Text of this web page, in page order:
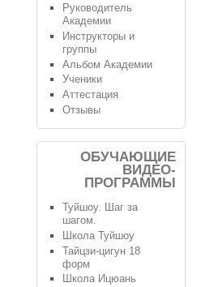
Руководитель
Академии
Инструкторы и
группы
Альбом Академии
Ученики
Аттестация
Отзывы
ОБУЧАЮЩИЕ
ВИДЕО-
ПРОГРАММЫ
Туйшоу. Шаг за
шагом.
Школа Туйшоу
Тайцзи-цигун 18
форм
Школа Ицюань